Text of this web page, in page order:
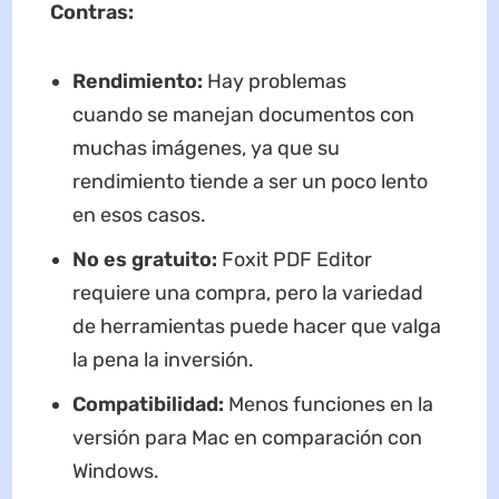
Contras:
Rendimiento: Hay problemas
cuando se manejan documentos con
muchas imágenes, ya que su
rendimiento tiende a ser un poco lento
en esos casos.
No es gratuito: Foxit PDF Editor
requiere una compra, pero la variedad
de herramientas puede hacer que valga
la pena la inversión.
Compatibilidad: Menos funciones en la
versión para Mac en comparación con
Windows.